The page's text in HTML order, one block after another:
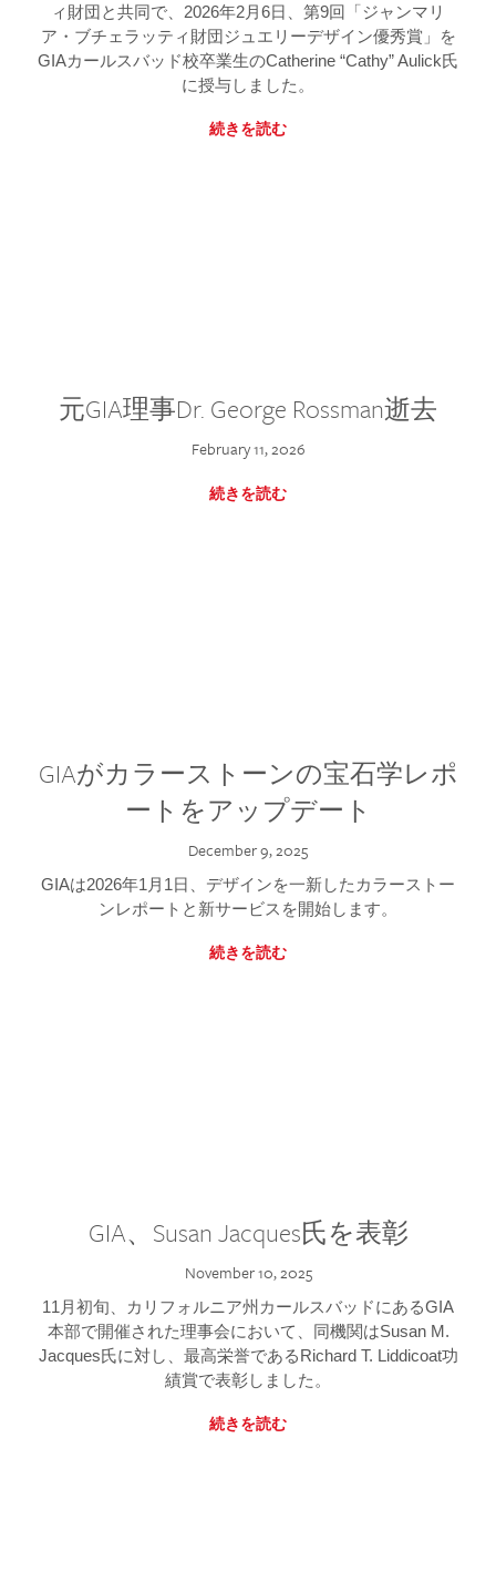
ィ財団と共同で、2026年2月6日、第9回「ジャンマリ
ア・ブチェラッティ財団ジュエリーデザイン優秀賞」を
GIAカールスバッド校卒業生のCatherine “Cathy” Aulick氏
に授与しました。
続きを読む
元GIA理事Dr. George Rossman逝去
February 11, 2026
続きを読む
GIAがカラーストーンの宝石学レポ
ートをアップデート
December 9, 2025
GIAは2026年1月1日、デザインを一新したカラーストー
ンレポートと新サービスを開始します。
続きを読む
GIA、Susan Jacques氏を表彰
November 10, 2025
11月初旬、カリフォルニア州カールスバッドにあるGIA
本部で開催された理事会において、同機関はSusan M.
Jacques氏に対し、最高栄誉であるRichard T. Liddicoat功
績賞で表彰しました。
続きを読む